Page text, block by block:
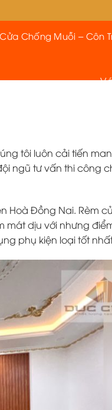
Cửa Chống Muỗi – Côn
tôi luôn cải tiến
ngũ tư vấn thi công
Hoà Đồng Nai. Rèm
mát dịu với nhưng
phụ kiện loại tốt